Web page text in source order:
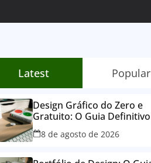
Latest Popular
Design Gráfico do Zero e
Gratuito: O Guia Definitivo
Você Começar Agora!
8 de agosto de 2026